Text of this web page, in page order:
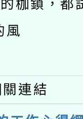
枷鎖，都
風
關連結